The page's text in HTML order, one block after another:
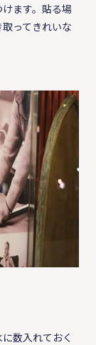
ます。貼る場
ってきれいな
数入れておく